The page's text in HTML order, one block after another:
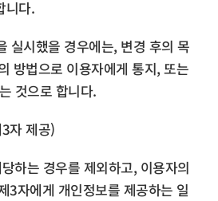
니다.
실시했을 경우에는, 변경 후의 목
방법으로 이용자에게 통지, 또는
것으로 합니다.
자 제공)
하는 경우를 제외하고, 이용자의
3자에게 개인정보를 제공하는 일